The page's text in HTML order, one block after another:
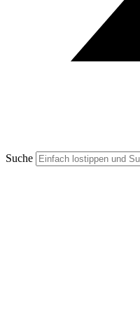
Suche